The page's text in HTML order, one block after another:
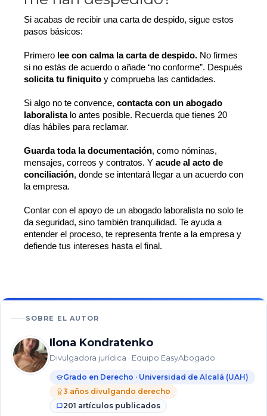
Si acabas de recibir una carta de despido, sigue estos
pasos básicos:
Primero lee con calma la carta de despido. No firmes
solicita tu finiquito y comprueba las cantidades.
Si algo no te convence, contacta con un abogado
laboralista lo antes posible. Recuerda que tienes 20
días hábiles para reclamar.
Guarda toda la documentación, como nóminas,
mensajes, correos y contratos. Y acude al acto de
conciliación, donde se intentará llegar a un acuerdo con
la empresa.
Contar con el apoyo de un abogado laboralista no solo te
da seguridad, sino también tranquilidad. Te ayuda a
entender el proceso, te representa frente a la empresa y
defiende tus intereses hasta el final.
¿Por
qué
es
importante
contar
SOBRE EL AUTOR
Ilona Kondratenko
Divulgadora jurídica · Equipo EasyAbogado
Grado en Derecho · Universidad de Alcalá (UAH)
3 años divulgando derecho
201 artículos publicados